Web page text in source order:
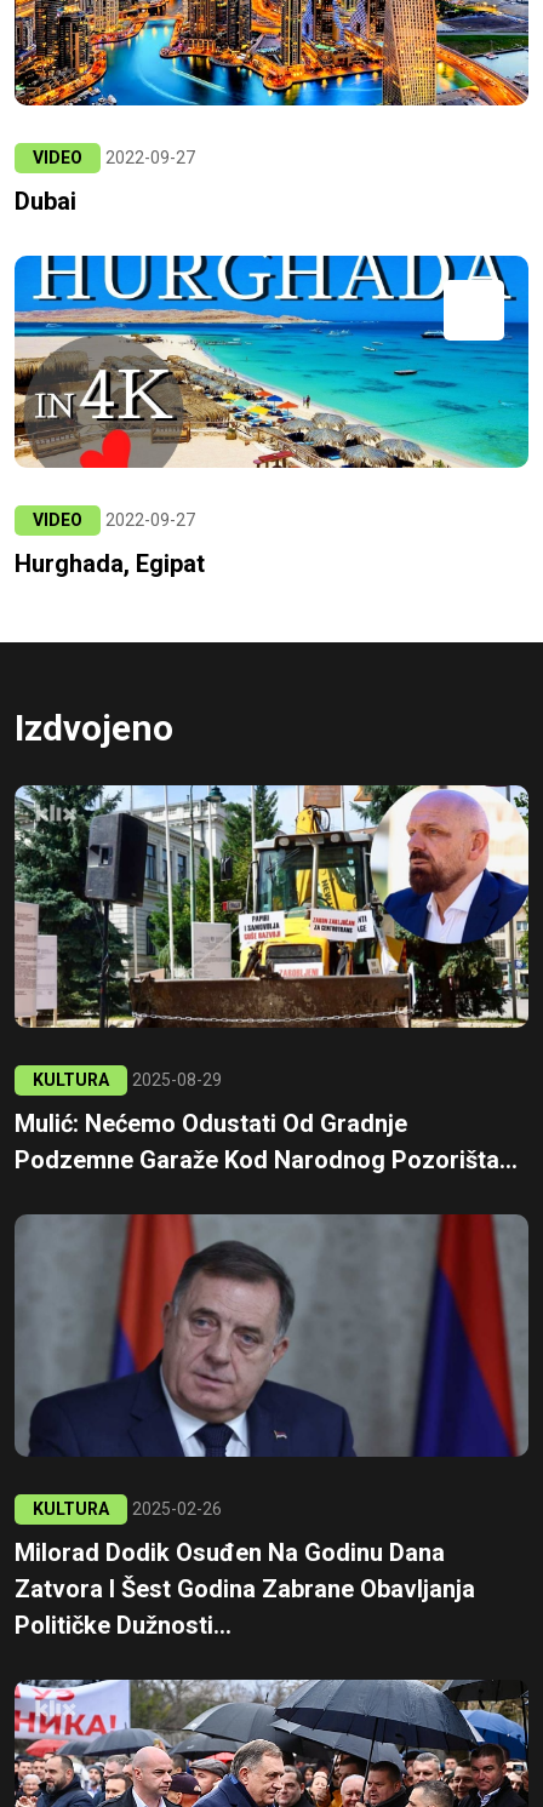
VIDEO 2022-09-27
Dubai
VIDEO 2022-09-27
Hurghada, Egipat
Izdvojeno
KULTURA 2025-08-29
Mulić: Nećemo Odustati Od Gradnje
Podzemne Garaže Kod Narodnog Pozorišta...
KULTURA 2025-02-26
Milorad Dodik Osuđen Na Godinu Dana
Zatvora I Šest Godina Zabrane Obavljanja
Političke Dužnosti...